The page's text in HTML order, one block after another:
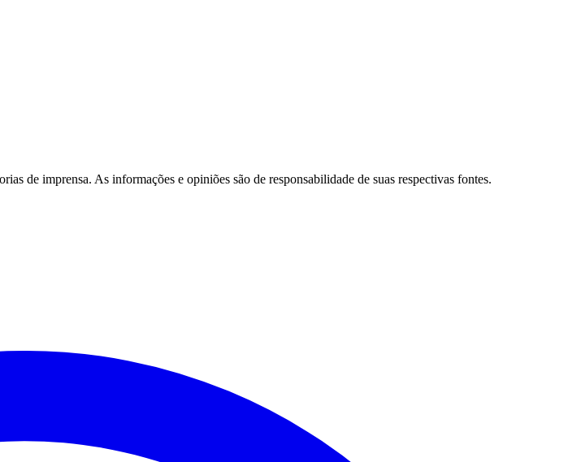
de imprensa. As informações e opiniões são de responsabilidade de suas respectivas fontes.